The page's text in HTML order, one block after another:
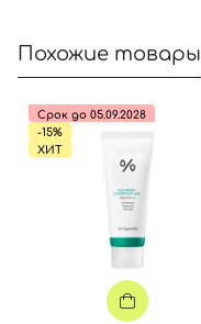
Похожие товары
Срок до 05.09.2028
-15%
ХИТ